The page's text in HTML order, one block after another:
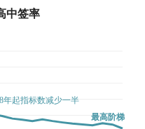
中签率
最高阶梯
年起指标数减少一半